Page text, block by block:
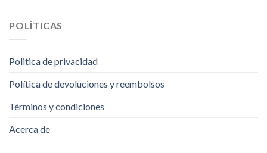
POLÍTICAS
Politica de privacidad
Política de devoluciones y reembolsos
Términos y condiciones
Acerca de